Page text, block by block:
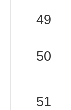
49
50
51